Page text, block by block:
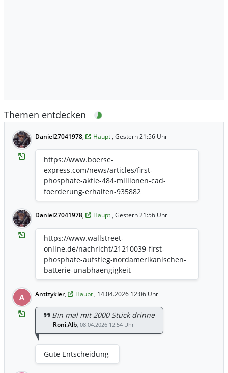
Themen entdecken
Daniel27041978, Haupt , Gestern 21:56 Uhr
https://www.boerse-
express.com/news/articles/first-
phosphate-aktie-484-millionen-cad-
foerderung-erhalten-935882
Daniel27041978, Haupt , Gestern 21:56 Uhr
https://www.wallstreet-
online.de/nachricht/21210039-first-
phosphate-aufstieg-nordamerikanischen-
batterie-unabhaengigkeit
A Antizykler, Haupt , 14.04.2026 12:06 Uhr
Bin mal mit 2000 Stück drinne
Roni.Alb, 08.04.2026 12:54 Uhr
Gute Entscheidung